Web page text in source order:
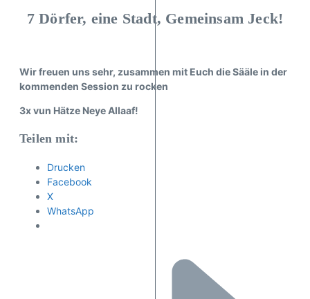
7 Dörfer, eine Stadt, Gemeinsam Jeck!
Wir freuen uns sehr, zusammen mit Euch die Sääle in der
kommenden Session zu rocken
3x vun Hätze Neye Allaaf!
Teilen mit:
Drucken
Facebook
X
WhatsApp